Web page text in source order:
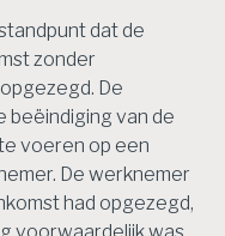
dat de
zonder
De
beëindiging van de
voeren op een
De werknemer
had opgezegd,